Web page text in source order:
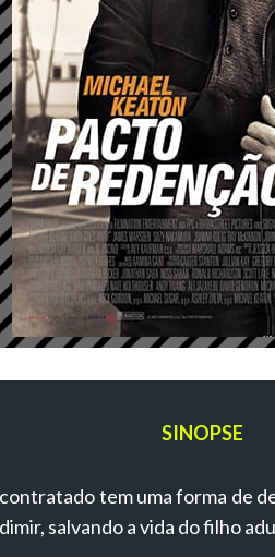
SINOPSE
tem uma forma de
salvando a vida do filho